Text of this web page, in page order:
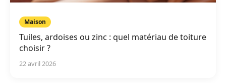
Maison
Tuiles, ardoises ou zinc : quel matériau de toiture
choisir ?
22 avril 2026